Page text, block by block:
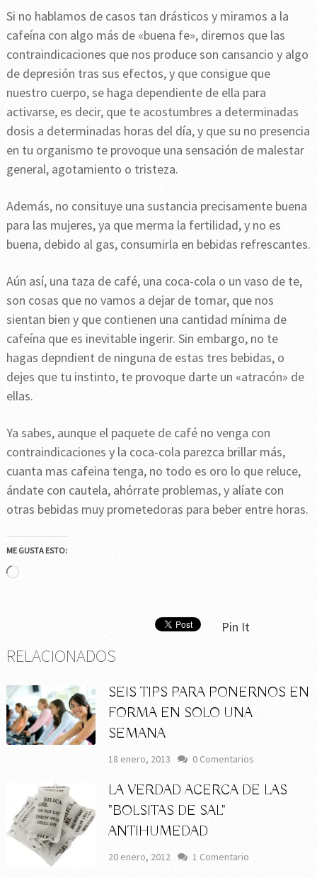
Si no hablamos de casos tan drásticos y miramos a la
cafeína con algo más de «buena fe», diremos que las
contraindicaciones que nos produce son cansancio y algo
de depresión tras sus efectos, y que consigue que
nuestro cuerpo, se haga dependiente de ella para
activarse, es decir, que te acostumbres a determinadas
dosis a determinadas horas del día, y que su no presencia
en tu organismo te provoque una sensación de malestar
general, agotamiento o tristeza.
Además, no consituye una sustancia precisamente buena
para las mujeres, ya que merma la fertilidad, y no es
buena, debido al gas, consumirla en bebidas refrescantes.
Aún así, una taza de café, una coca-cola o un vaso de te,
son cosas que no vamos a dejar de tomar, que nos
sientan bien y que contienen una cantidad mínima de
cafeína que es inevitable ingerir. Sin embargo, no te
hagas depndient de ninguna de estas tres bebidas, o
dejes que tu instinto, te provoque darte un «atracón» de
ellas.
Ya sabes, aunque el paquete de café no venga con
contraindicaciones y la coca-cola parezca brillar más,
cuanta mas cafeina tenga, no todo es oro lo que reluce,
ándate con cautela, ahórrate problemas, y alíate con
otras bebidas muy prometedoras para beber entre horas.
ME GUSTA ESTO:
Cargando...
Pin It
RELACIONADOS
SEIS TIPS PARA PONERNOS EN
FORMA EN SOLO UNA
SEMANA
18 enero, 2013 0 Comentarios
LA VERDAD ACERCA DE LAS
"BOLSITAS DE SAL"
ANTIHUMEDAD
20 enero, 2012 1 Comentario